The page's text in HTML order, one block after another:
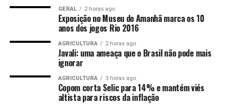
“ A boa capacidade financeira de Mato Grosso permite
ao estado buscar financiamentos com taxas de juros
mais vantajosas, ampliando a capacidade de
investimento em áreas sociais, especialmente na
habitação”, explicou.
Durante a apresentação da proposta, o governador
Otaviano Pivetta informou que o financiamento tem
GERAL 2 horas ago
Exposição no Museu do Amanhã marca os 10
anos dos jogos Rio 2016
AGRICULTURA 2 horas ago
Javali: uma ameaça que o Brasil não pode mais
ignorar
AGRICULTURA 3 horas ago
Copom corta Selic para 14% e mantém viés
altista para riscos da inflação